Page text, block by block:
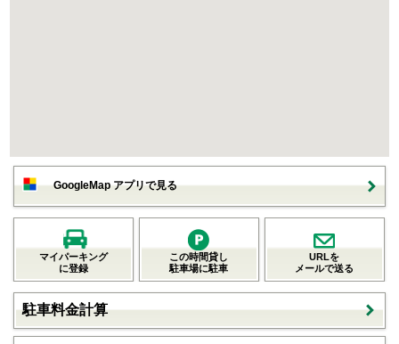
GoogleMap アプリで見る
マイパーキング
に登録
この時間貸し
駐車場に駐車
URLを
メールで送る
駐車料金計算